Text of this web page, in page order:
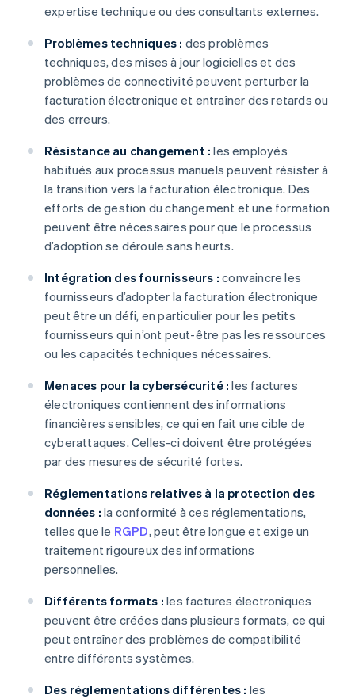
expertise technique ou des consultants externes.
Problèmes techniques : des problèmes
techniques, des mises à jour logicielles et des
problèmes de connectivité peuvent perturber la
facturation électronique et entraîner des retards ou
des erreurs.
Résistance au changement : les employés
habitués aux processus manuels peuvent résister à
la transition vers la facturation électronique. Des
efforts de gestion du changement et une formation
peuvent être nécessaires pour que le processus
d’adoption se déroule sans heurts.
Intégration des fournisseurs : convaincre les
fournisseurs d’adopter la facturation électronique
peut être un défi, en particulier pour les petits
fournisseurs qui n’ont peut-être pas les ressources
ou les capacités techniques nécessaires.
Menaces pour la cybersécurité : les factures
électroniques contiennent des informations
financières sensibles, ce qui en fait une cible de
cyberattaques. Celles-ci doivent être protégées
par des mesures de sécurité fortes.
Réglementations relatives à la protection des
données : la conformité à ces réglementations,
telles que le RGPD, peut être longue et exige un
traitement rigoureux des informations
personnelles.
Différents formats : les factures électroniques
peuvent être créées dans plusieurs formats, ce qui
peut entraîner des problèmes de compatibilité
entre différents systèmes.
Des réglementations différentes : les